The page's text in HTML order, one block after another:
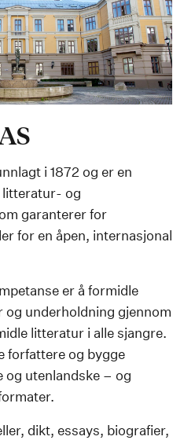
i 1872 og er en
litteratur- og
garanterer for
for en åpen, internasjonal
er å formidle
og underholdning gjennom
litteratur i alle sjangre.
forfattere og bygge
utenlandske – og
dikt, essays, biografier,